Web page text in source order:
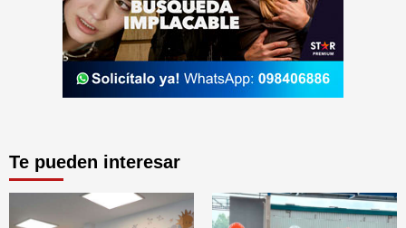
Te pueden interesar